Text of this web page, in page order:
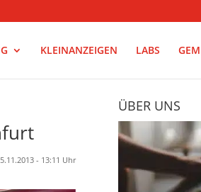
KLEINANZEIGEN LABS
- 13:11 Uhr
ÜBER UNS